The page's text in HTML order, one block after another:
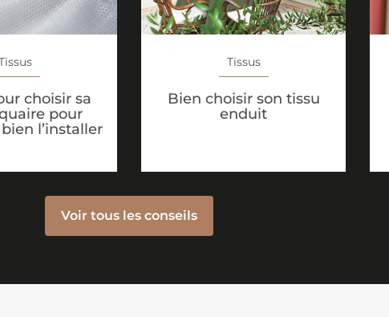
choisir sa
pour
l’installer
Tissus
Bien choisir son tissu
enduit
Voir tous les conseils